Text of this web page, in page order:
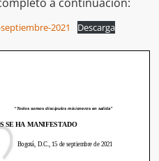
2021 Descarga